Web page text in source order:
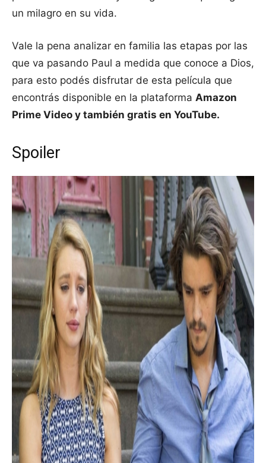
un milagro en su vida.
Vale la pena analizar en familia las etapas por las
que va pasando Paul a medida que conoce a Dios,
para esto podés disfrutar de esta película que
encontrás disponible en la plataforma Amazon
Prime Video y también gratis en YouTube.
Spoiler